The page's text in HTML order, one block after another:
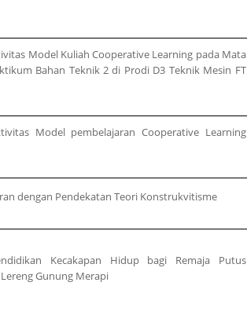
Model KuliahCooperative Learning pada Mata
Bahan Teknik 2 di Prodi D3 Teknik Mesin FT
Model pembelajaranCooperative Learning
dengan Pendekatan Teori Konstrukvitisme
Kecakapan Hidup bagi Remaja Putus
Gunung Merapi